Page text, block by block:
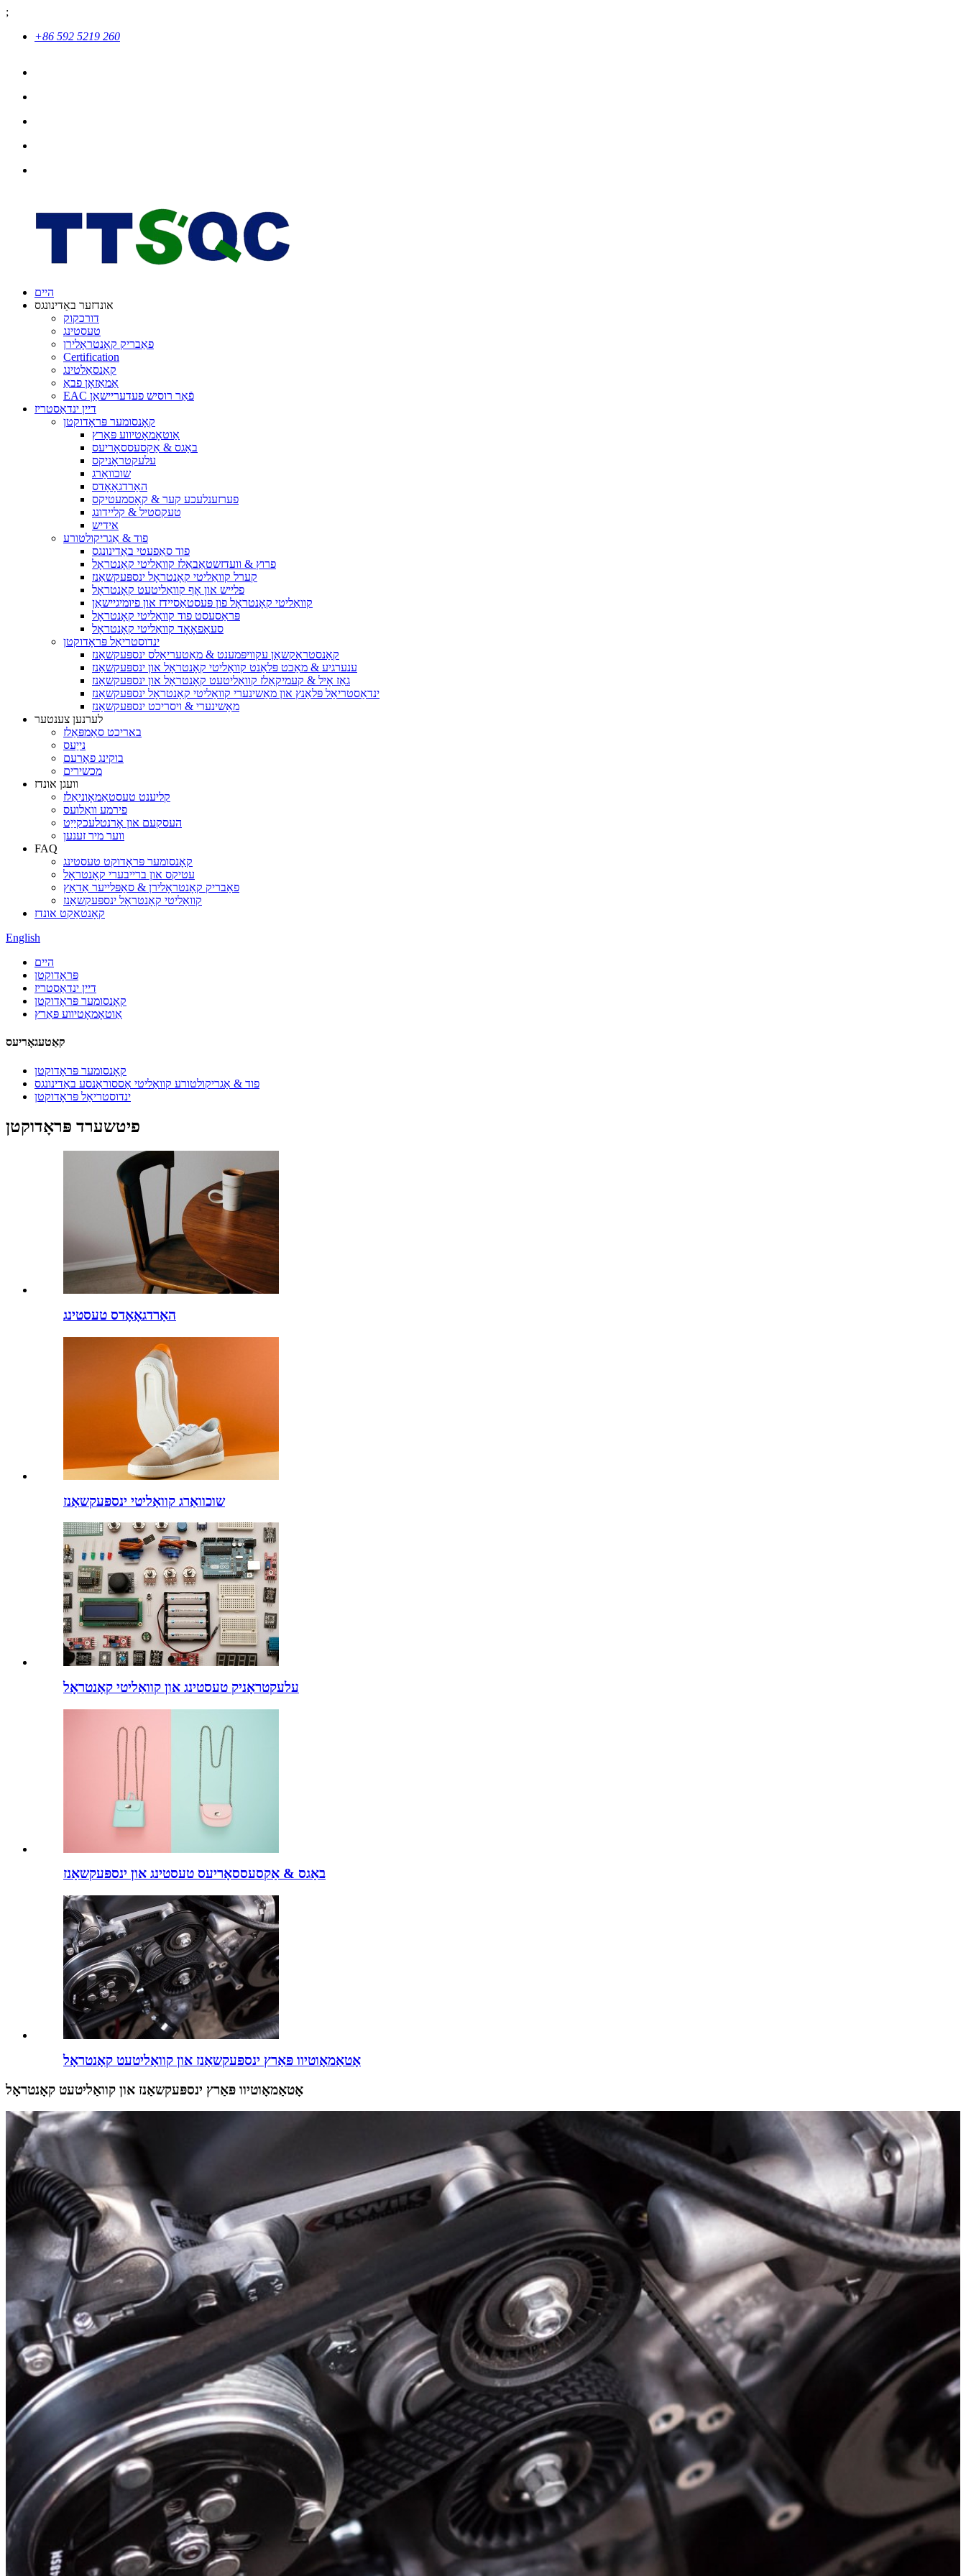
;
+86 592 5219 260
היים
אונדזער באַדינונגס
דורכקוק
טעסטינג
פאַבריק קאָנטראָלירן
Certification
קאַנסאַלטינג
אַמאַזאָן פבאַ
EAC פֿאַר רוסיש פעדעריישאַן
דיין ינדאַסטריז
קאָנסומער פּראָדוקטן
אַוטאָמאָטיווע פּאַרץ
באַגס & אַקסעססאָריעס
עלעקטראָניקס
שוכוואַרג
האַרדגאָאָדס
פערזענלעכע קער & קאָסמעטיקס
טעקסטיל & קליידונג
אידיש
פוד & אַגריקולטורע
פוד סאַפעטי באַדינונגס
פרוץ & וועדזשטאַבאַלז קוואַליטי קאָנטראָל
קערל קוואַליטי קאָנטראָל ינספּעקשאַנז
פלייש און אָף קוואַליטעט קאָנטראָל
קוואַליטי קאָנטראָל פון פּעסטאַסיידז און פיומיגיישאַן
פּראַסעסט פוד קוואַליטי קאָנטראָל
סעאַפאָאָד קוואַליטי קאָנטראָל
ינדוסטריאַל פּראָדוקטן
קאַנסטראַקשאַן עקוויפּמענט & מאַטעריאַלס ינספּעקשאַנז
ענערגיע & מאַכט פּלאַנט קוואַליטי קאָנטראָל און ינספּעקשאַנז
גאַז אָיל & קעמיקאַלז קוואַליטעט קאָנטראָל און ינספּעקשאַנז
ינדאַסטריאַל פּלאַנץ און מאַשינערי קוואַליטי קאָנטראָל ינספּעקשאַנז
מאַשינערי & ויסריכט ינספּעקשאַנז
לערנען צענטער
באריכט סאַמפּאַלז
נייַעס
בוקינג פאָרעם
מכשירים
וועגן אונדז
קליענט טעסטאַמאָוניאַלז
פירמע וואַלועס
העסקעם און אָרנטלעכקייַט
ווער מיר זענען
FAQ
קאָנסומער פּראָדוקט טעסטינג
עטיקס און ברייבערי קאָנטראָל
פאַבריק קאָנטראָלירן & סאַפּלייער אַדאַץ
קוואַליטי קאָנטראָל ינספּעקשאַנז
קאָנטאַקט אונדז
English
היים
פּראָדוקטן
דיין ינדאַסטריז
קאָנסומער פּראָדוקטן
אַוטאָמאָטיווע פּאַרץ
קאַטעגאָריעס
קאָנסומער פּראָדוקטן
פוד & אַגריקולטורע קוואַליטי אַססוראַנסע באַדינונגס
ינדוסטריאַל פּראָדוקטן
פיטשערד פּראָדוקטן
האַרדגאָאָדס טעסטינג
שוכוואַרג קוואַליטי ינספּעקשאַנז
עלעקטראָניק טעסטינג און קוואַליטי קאָנטראָל
באַגס & אַקסעססאָריעס טעסטינג און ינספּעקשאַנז
אָטאַמאָוטיוו פּאַרץ ינספּעקשאַנז און קוואַליטעט קאָנטראָל
אָטאַמאָוטיוו פּאַרץ ינספּעקשאַנז און קוואַליטעט קאָנטראָל